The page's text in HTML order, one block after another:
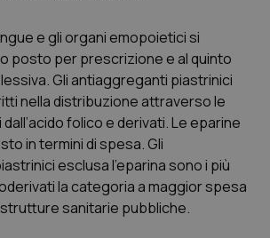
e gli organi emopoietici si
posto per prescrizione e al quinto
Gli antiaggreganti piastrinici
nella distribuzione attraverso le
folico e derivati. Le eparine
in termini di spesa. Gli
esclusa l’eparina sono i più
la categoria a maggior spesa
strutture sanitarie pubbliche.